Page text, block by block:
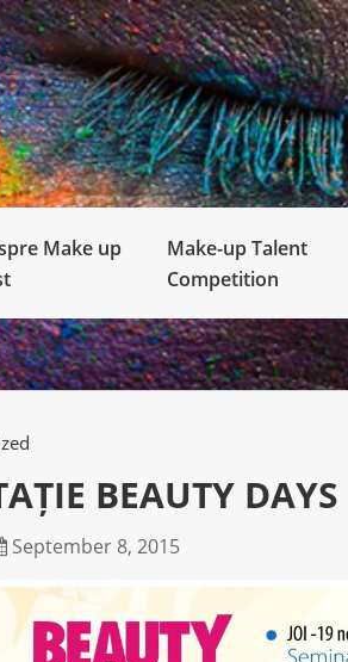
Make up
Make-up Talent
Competition
BEAUTY
September 8, 2015